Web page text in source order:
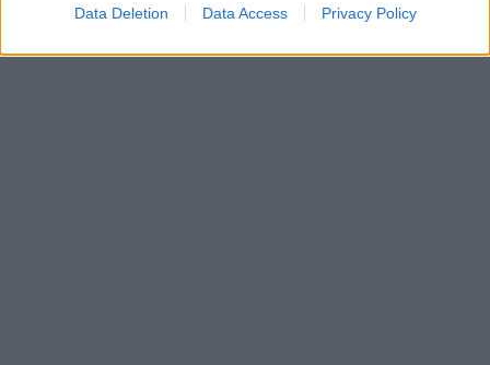
Data Deletion Data Access Privacy Policy